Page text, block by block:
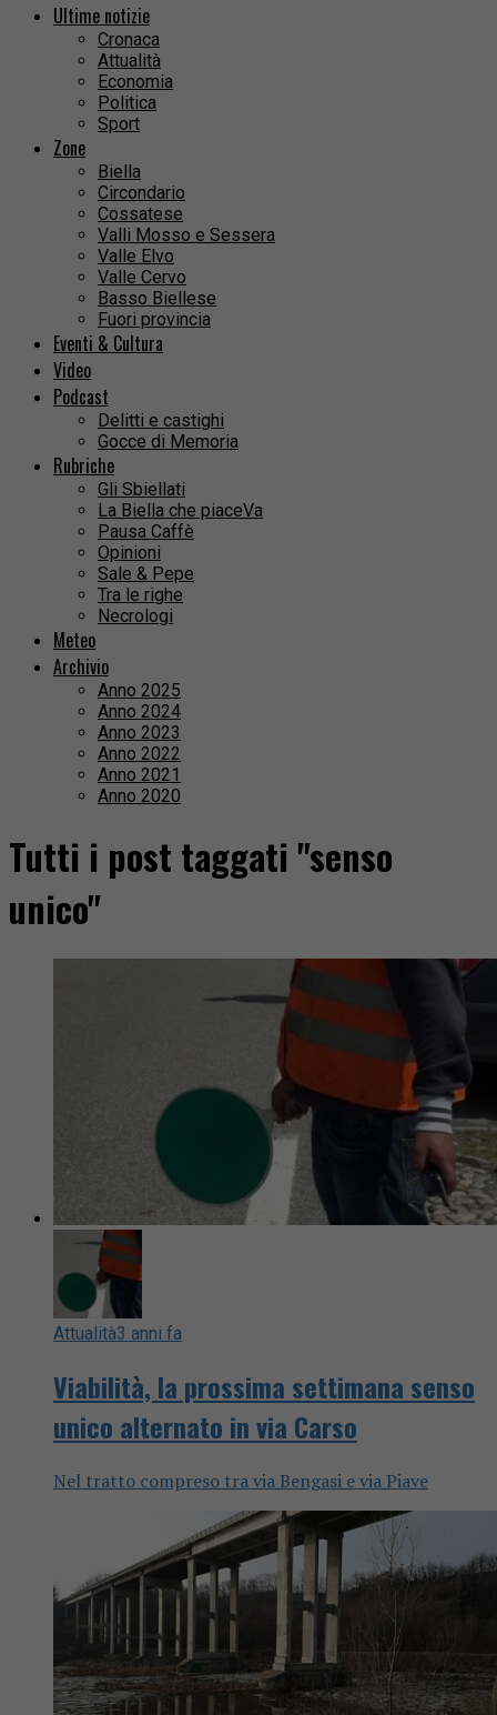
Ultime notizie
Cronaca
Attualità
Economia
Politica
Sport
Zone
Biella
Circondario
Cossatese
Valli Mosso e Sessera
Valle Elvo
Valle Cervo
Basso Biellese
Fuori provincia
Eventi & Cultura
Video
Podcast
Delitti e castighi
Gocce di Memoria
Rubriche
Gli Sbiellati
La Biella che piaceVa
Pausa Caffè
Opinioni
Sale & Pepe
Tra le righe
Necrologi
Meteo
Archivio
Anno 2025
Anno 2024
Anno 2023
Anno 2022
Anno 2021
Anno 2020
Tutti i post taggati "senso
unico"
Attualità3 anni fa
Viabilità, la prossima settimana senso
unico alternato in via Carso
Nel tratto compreso tra via Bengasi e via Piave